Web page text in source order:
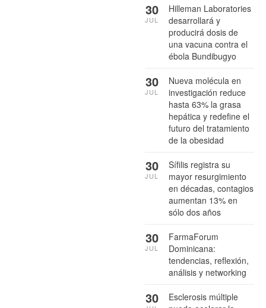
Hilleman Laboratories
desarrollará y
producirá dosis de
una vacuna contra el
ébola Bundibugyo
30
JUL
Nueva molécula en
investigación reduce
hasta 63% la grasa
hepática y redefine el
futuro del tratamiento
de la obesidad
30
JUL
Sífilis registra su
mayor resurgimiento
en décadas, contagios
aumentan 13% en
sólo dos años
30
JUL
FarmaForum
Dominicana:
tendencias, reflexión,
análisis y networking
30
JUL
Esclerosis múltiple
30